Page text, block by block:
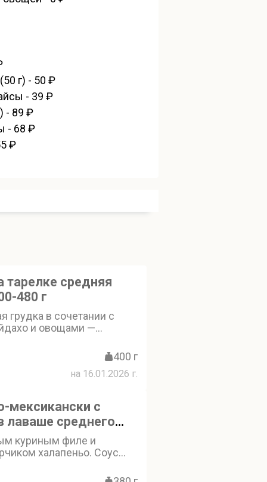
г) - 50 ₽
- 39 ₽
- 89 ₽
- 68 ₽
₽
средняя
480 г
грудка в сочетании с
и овощами —
перцем
лаваш приготовленный
фирменным соусом,
Выберите,
морс!
400 г
на 16.01.2026 г.
мексикански с
лаваше среднего
куриным филе и
халапеньо. Соус
- придают лёгкость и